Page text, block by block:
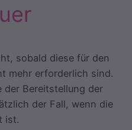
sobald diese für den
mehr erforderlich sind.
der Bereitstellung der
der Fall, wenn die
ist.